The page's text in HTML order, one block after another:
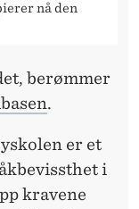
nå den
berømmer
.
er et
i
kravene